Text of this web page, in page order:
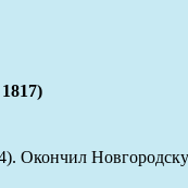
Окончил